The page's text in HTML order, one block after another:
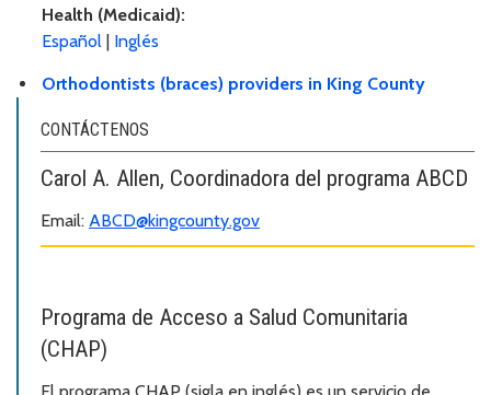
Health (Medicaid):
Español | Inglés
Orthodontists (braces) providers in King County
CONTÁCTENOS
Carol A. Allen, Coordinadora del programa ABCD
Email: ABCD@kingcounty.gov
Programa de Acceso a Salud Comunitaria
(CHAP)
El programa CHAP (sigla en inglés) es un servicio de